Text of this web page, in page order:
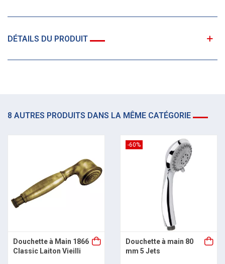
DÉTAILS DU PRODUIT
8 AUTRES PRODUITS DANS LA MÊME CATÉGORIE
Douchette à Main 1866
Classic Laiton Vieilli
-60%
Douchette à main 80
mm 5 Jets